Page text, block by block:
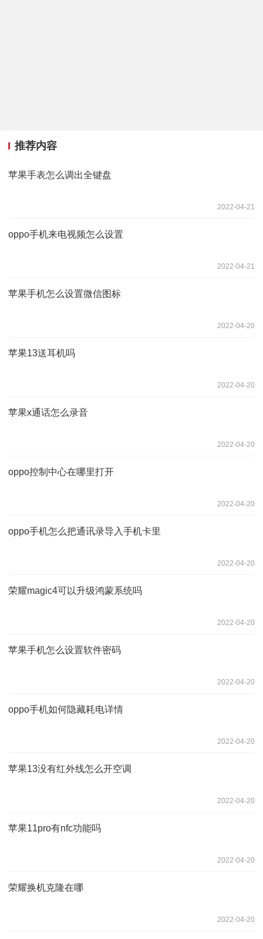
推荐内容
苹果手表怎么调出全键盘
2022-04-21
oppo手机来电视频怎么设置
2022-04-21
苹果手机怎么设置微信图标
2022-04-20
苹果13送耳机吗
2022-04-20
苹果x通话怎么录音
2022-04-20
oppo控制中心在哪里打开
2022-04-20
oppo手机怎么把通讯录导入手机卡里
2022-04-20
荣耀magic4可以升级鸿蒙系统吗
2022-04-20
苹果手机怎么设置软件密码
2022-04-20
oppo手机如何隐藏耗电详情
2022-04-20
苹果13没有红外线怎么开空调
2022-04-20
苹果11pro有nfc功能吗
2022-04-20
荣耀换机克隆在哪
2022-04-20